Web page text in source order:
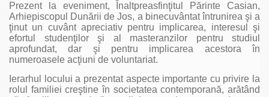
Prezent la eveniment, Înaltpreasfinţitul Părinte Casian,
Arhiepiscopul Dunării de Jos, a binecuvântat întrunirea şi a
ţinut un cuvânt apreciativ pentru implicarea, interesul şi
efortul studenţilor şi al masteranzilor pentru studiul
aprofundat, dar şi pentru implicarea acestora în
numeroasele acţiuni de voluntariat.
Ierarhul locului a prezentat aspecte importante cu privire la
rolul familiei creştine în societatea contemporană, arătând